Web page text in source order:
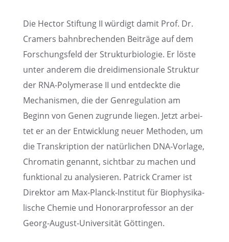
Die Hector Stiftung II würdigt damit Prof. Dr.
Cramers bahnbre­chen­den Beiträge auf dem
Forschungs­feld der Struk­tur­bio­lo­gie. Er löste
unter anderem die dreidi­men­sio­nale Struk­tur
der RNA-Polyme­rase II und entdeckte die
Mecha­nis­men, die der Genre­gu­la­tion am
Beginn von Genen zugrunde liegen. Jetzt arbei­
tet er an der Entwick­lung neuer Metho­den, um
die Transkrip­tion der natür­li­chen DNA-Vorlage,
Chroma­tin genannt, sicht­bar zu machen und
funktio­nal zu analy­sie­ren. Patrick Cramer ist
Direk­tor am Max-Planck-Insti­tut für Biophy­si­ka­
li­sche Chemie und Honorar­pro­fes­sor an der
Georg-August-Univer­si­tät Göttingen.